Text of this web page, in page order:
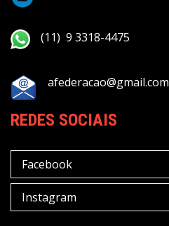
(11) 9 3318-4475
afederacao@gmail.com
REDES SOCIAIS
Facebook
Instagram